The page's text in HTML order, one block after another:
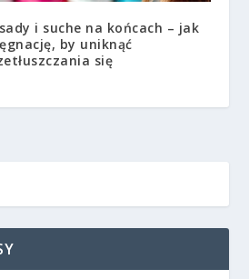
i suche na końcach – jak
by uniknąć
się